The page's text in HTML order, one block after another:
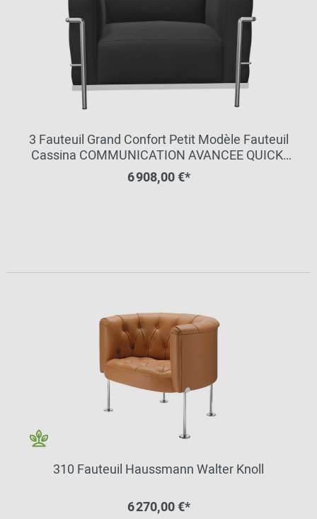
3 Fauteuil Grand Confort Petit Modèle Fauteuil
Cassina COMMUNICATION AVANCEE QUICK-
SHIP
6 908,00 €*
310 Fauteuil Haussmann Walter Knoll
6 270,00 €*